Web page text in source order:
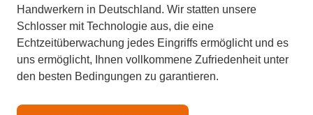
Handwerkern in Deutschland. Wir statten unsere
Schlosser mit Technologie aus, die eine
Echtzeitüberwachung jedes Eingriffs ermöglicht und es
uns ermöglicht, Ihnen vollkommene Zufriedenheit unter
den besten Bedingungen zu garantieren.